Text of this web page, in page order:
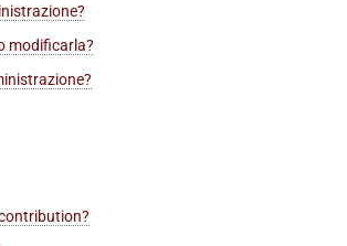
modificarla?